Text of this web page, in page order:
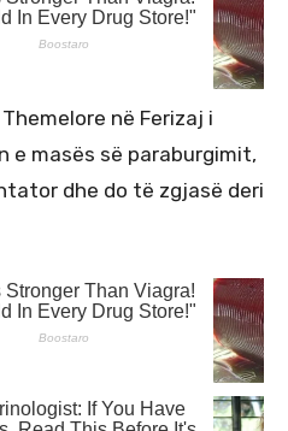
në Ferizaj i
e masës së paraburgimit,
dhe do të zgjasë deri